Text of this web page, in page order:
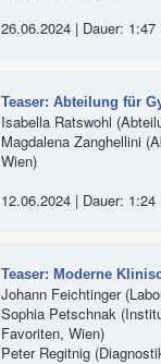
26.06.2024 | Dauer: 1:47
Teaser: Abteilung für
Isabella Ratswohl
Magdalena Zanghellini
Wien)
12.06.2024 | Dauer: 1:24
Teaser: Moderne
Johann Feichtinger
Sophia Petschnak
Favoriten, Wien)
Peter Regitnig